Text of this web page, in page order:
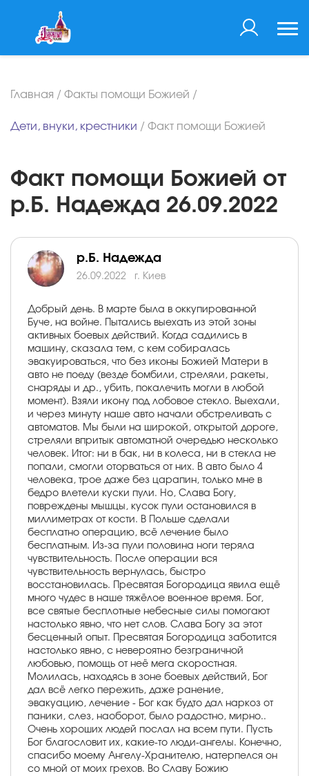
Главная / Факты помощи Божией /
Дети, внуки, крестники / Факт помощи Божией
Факт помощи Божией от
р.Б. Надежда 26.09.2022
р.Б. Надежда
26.09.2022 г. Киев
Добрый день. В марте была в оккупированной
Буче, на войне. Пытались выехать из этой зоны
активных боевых действий. Когда садились в
машину, сказала тем, с кем собиралась
эвакуироваться, что без иконы Божией Матери в
авто не поеду (везде бомбили, стреляли, ракеты,
снаряды и др., убить, покалечить могли в любой
момент). Взяли икону под лобовое стекло. Выехали,
и через минуту наше авто начали обстреливать с
автоматов. Мы были на широкой, открытой дороге,
стреляли впритык автоматной очередью несколько
человек. Итог: ни в бак, ни в колеса, ни в стекла не
попали, смогли оторваться от них. В авто было 4
человека, трое даже без царапин, только мне в
бедро влетели куски пули. Но, Слава Богу,
повреждены мышцы, кусок пули остановился в
миллиметрах от кости. В Польше сделали
бесплатно операцию, всё лечение было
бесплатным. Из-за пули половина ноги теряла
чувствительность. После операции вся
чувствительность вернулась, быстро
восстановилась. Пресвятая Богородица явила ещё
много чудес в наше тяжёлое военное время. Бог,
все святые бесплотные небесные силы помогают
настолько явно, что нет слов. Слава Богу за этот
бесценный опыт. Пресвятая Богородица заботится
настолько явно, с невероятно безграничной
любовью, помощь от неё мега скоростная.
Молилась, находясь в зоне боевых действий, Бог
дал всё легко пережить, даже ранение,
эвакуацию, лечение - Бог как будто дал наркоз от
паники, слез, наоборот, было радостно, мирно..
Очень хороших людей послал на всем пути. Пусть
Бог благословит их, какие-то люди-ангелы. Конечно,
спасибо моему Ангелу-Хранителю, натерпелся он
со мной от моих грехов. Во Славу Божию